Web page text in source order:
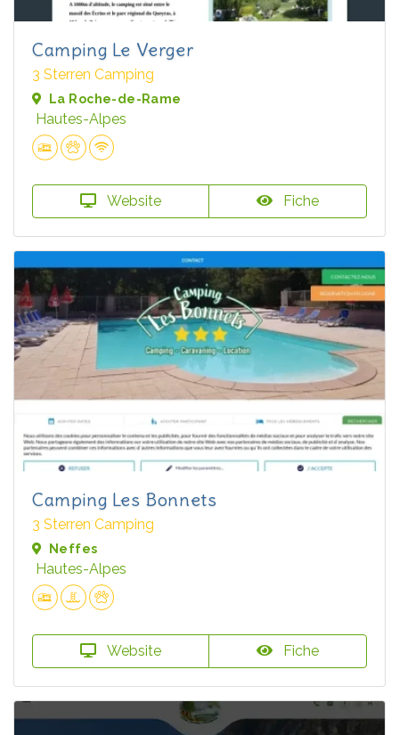
Camping Le Verger
3 Sterren Camping
La Roche-de-Rame
Hautes-Alpes
Website Fiche
Camping Les Bonnets
3 Sterren Camping
Neffes
Hautes-Alpes
Website Fiche